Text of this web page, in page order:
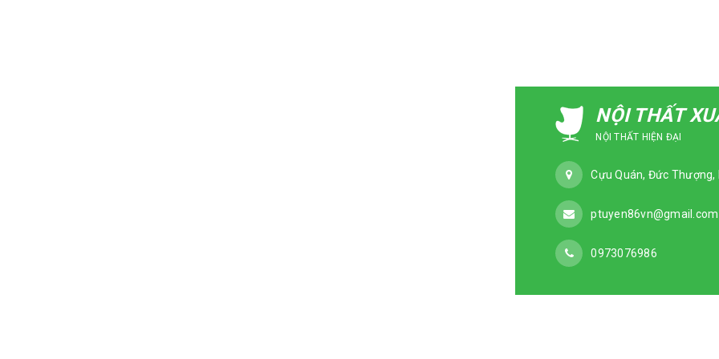
NỘI THẤT
NỘI THẤT HIỆN ĐẠI
Cựu Quán, Đức Thượng,
ptuyen86vn@gmail.com
0973076986